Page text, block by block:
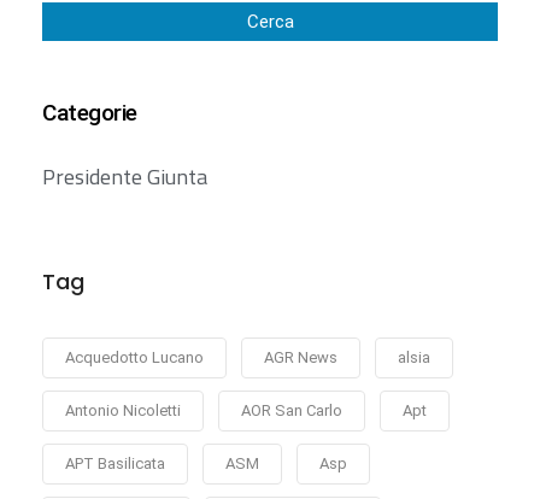
Cerca
Categorie
Presidente Giunta
Tag
Acquedotto Lucano AGR News alsia
Antonio Nicoletti AOR San Carlo Apt
APT Basilicata ASM Asp